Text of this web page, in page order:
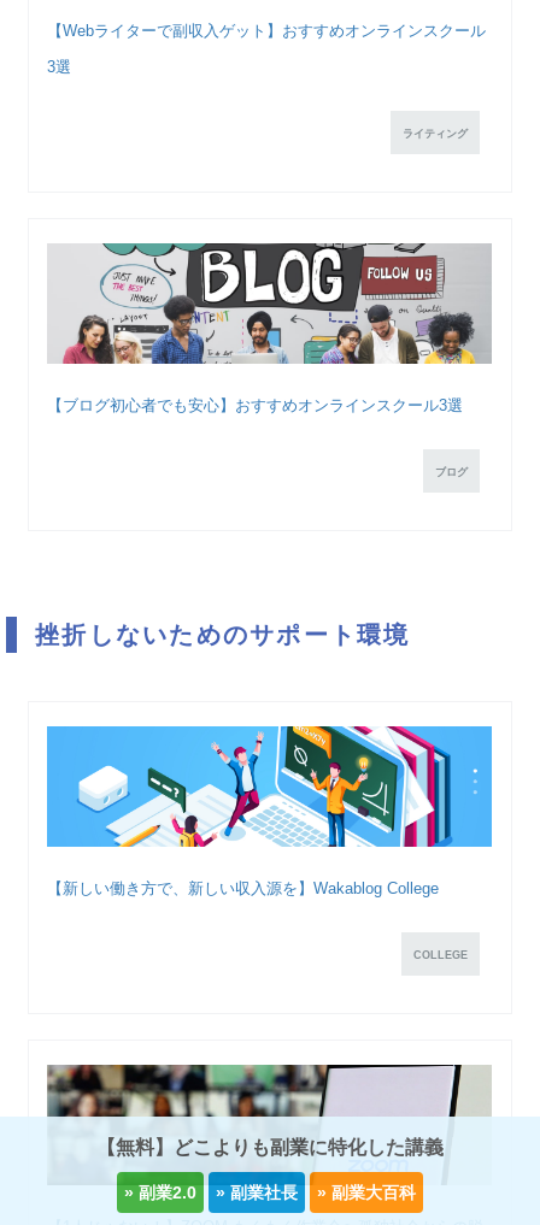
【Webライターで副収入ゲット】おすすめオンラインスクール
3選
ライティング
【ブログ初心者でも安心】おすすめオンラインスクール3選
ブログ
挫折しないためのサポート環境
【新しい働き方で、新しい収入源を】Wakablog College
COLLEGE
【無料】どこよりも副業に特化した講義